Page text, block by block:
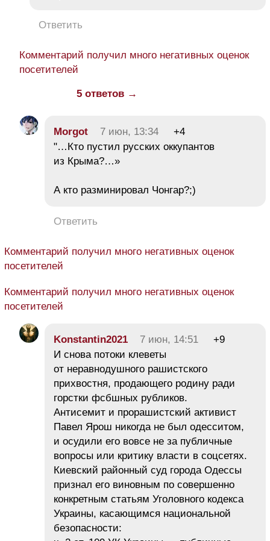
Ответить
Комментарий получил много негативных оценок
посетителей
5 ответов →
Morgot 7 июн, 13:34
+4
"…Кто пустил русских оккупантов
из Крыма?…»
А кто разминировал Чонгар?;)
Ответить
Комментарий получил много негативных оценок
посетителей
Комментарий получил много негативных оценок
посетителей
Konstantin2021 7 июн, 14:51
+9
​И снова потоки клеветы
от неравнодушного рашистского
прихвостня, продающего родину ради
горстки фсбшных рубликов.
​Антисемит и прорашистский активист
Павел Ярош никогда не был одесситом,
и осудили его вовсе не за публичные
вопросы или критику власти в соцсетях.
Киевский районный суд города Одессы
признал его виновным по совершенно
конкретным статьям Уголовного кодекса
Украины, касающимся национальной
безопасности: